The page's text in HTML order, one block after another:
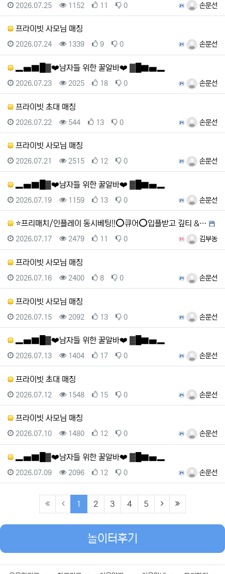
등록자 손문선
등록일
2026.07.25 조회
1152 추천
11 비추천
0
프라이빗 사모님 매칭
등록자 손문선
등록일
2026.07.24 조회
1339 추천
9 비추천
0
▂▅▇█▓❤️남자들 위한 꿀알바❤️ ▓█▇▅▂
등록자 손문선
등록일
2026.07.23 조회
2025 추천
18 비추천
0
프라이빗 초대 매칭
등록자 손문선
등록일
2026.07.22 조회
544 추천
13 비추천
0
프라이빗 사모님 매칭
등록자 손문선
등록일
2026.07.21 조회
2515 추천
12 비추천
0
▂▅▇█▓❤️남자들 위한 꿀알바❤️ ▓█▇▅▂
등록자 손문선
등록일
2026.07.19 조회
1159 추천
13 비추천
0
⭐프리매치/인플레이 동시베팅!!⭕큐어⭕입플받고 깊티 &…
등록자 김부농
등록일
2026.07.17 조회
2479 추천
11 비추천
0
프라이빗 사모님 매칭
등록자 손문선
등록일
2026.07.16 조회
2400 추천
8 비추천
0
프라이빗 사모님 매칭
등록자 손문선
등록일
2026.07.15 조회
2092 추천
13 비추천
0
▂▅▇█▓❤️남자들 위한 꿀알바❤️ ▓█▇▅▂
등록자 손문선
등록일
2026.07.13 조회
1404 추천
17 비추천
0
프라이빗 초대 매칭
등록자 손문선
등록일
2026.07.12 조회
1548 추천
15 비추천
0
프라이빗 사모님 매칭
등록자 손문선
등록일
2026.07.10 조회
1480 추천
12 비추천
0
▂▅▇█▓❤️남자들 위한 꿀알바❤️ ▓█▇▅▂
등록자 손문선
등록일
2026.07.09 조회
2096 추천
12 비추천
0
1 (current)
2 3 4 5 (next)(last)
놀이터후기